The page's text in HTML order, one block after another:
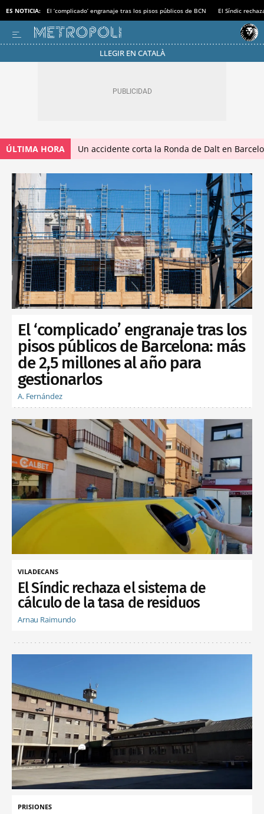
ES NOTICIA: El ‘complicado’ engranaje tras los pisos públicos de BCN El Síndic
LLEGIR EN CATALÀ
ÚLTIMA HORA Un accidente corta la Ronda de Dalt en
El ‘complicado’ engranaje tras los
pisos públicos de Barcelona: más
de 2,5 millones al año para
gestionarlos
A. Fernández
VILADECANS
El Síndic rechaza el sistema de
cálculo de la tasa de residuos
Arnau Raimundo
PRISIONES